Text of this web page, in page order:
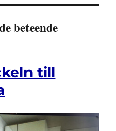
beteende
till